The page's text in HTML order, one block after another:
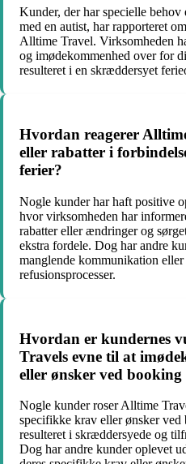
Kunder, der har specielle behov
med en autist, har rapporteret
Alltime Travel. Virksomheden
og imødekommenhed over for
resulteret i en skræddersyet
Hvordan reagerer
eller rabatter i
ferier?
Nogle kunder har haft positive
hvor virksomheden har
rabatter eller ændringer og
ekstra fordele. Dog har andre
manglende kommunikation
refusionsprocesser.
Hvordan er kundernes
Travels evne til at
eller ønsker ved booking
Nogle kunder roser Alltime
specifikke krav eller ønsker
resulteret i skræddersyede og
Dog har andre kunder oplevet